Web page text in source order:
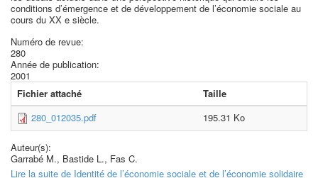
conditions d’émergence et de développement de l’économie sociale au
cours du XX e siècle.
Numéro de revue:
280
Année de publication:
2001
Fichier attaché
Taille
280_012035.pdf
195.31 Ko
Auteur(s):
Garrabé M., Bastide L., Fas C.
Lire la suite de Identité de l’économie sociale et de l’économie solidaire